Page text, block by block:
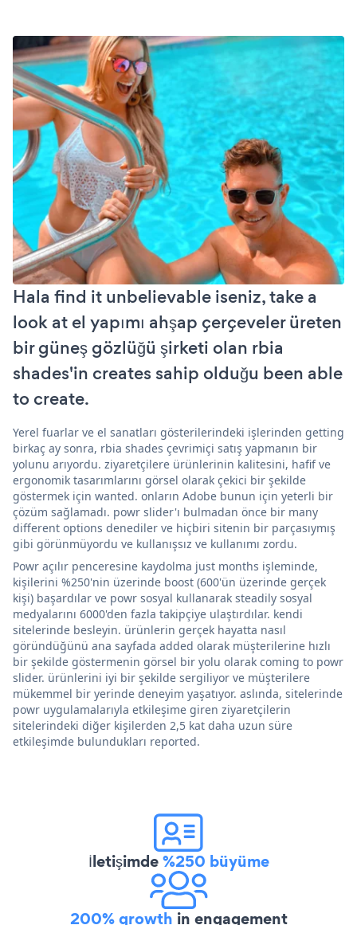
Hala find it unbelievable iseniz, take a
look at el yapımı ahşap çerçeveler üreten
bir güneş gözlüğü şirketi olan rbia
shades'in creates sahip olduğu been able
to create.
Yerel fuarlar ve el sanatları gösterilerindeki işlerinden getting
birkaç ay sonra, rbia shades çevrimiçi satış yapmanın bir
yolunu arıyordu. ziyaretçilere ürünlerinin kalitesini, hafif ve
ergonomik tasarımlarını görsel olarak çekici bir şekilde
göstermek için wanted. onların Adobe bunun için yeterli bir
çözüm sağlamadı. powr slider'ı bulmadan önce bir many
different options denediler ve hiçbiri sitenin bir parçasıymış
gibi görünmüyordu ve kullanışsız ve kullanımı zordu.
Powr açılır penceresine kaydolma just months işleminde,
kişilerini %250'nin üzerinde boost (600'ün üzerinde gerçek
kişi) başardılar ve powr sosyal kullanarak steadily sosyal
medyalarını 6000'den fazla takipçiye ulaştırdılar. kendi
sitelerinde besleyin. ürünlerin gerçek hayatta nasıl
göründüğünü ana sayfada added olarak müşterilerine hızlı
bir şekilde göstermenin görsel bir yolu olarak coming to powr
slider. ürünlerini iyi bir şekilde sergiliyor ve müşterilere
mükemmel bir yerinde deneyim yaşatıyor. aslında, sitelerinde
powr uygulamalarıyla etkileşime giren ziyaretçilerin
sitelerindeki diğer kişilerden 2,5 kat daha uzun süre
etkileşimde bulundukları reported.
İletişimde%250 büyüme
200% growth in engagement